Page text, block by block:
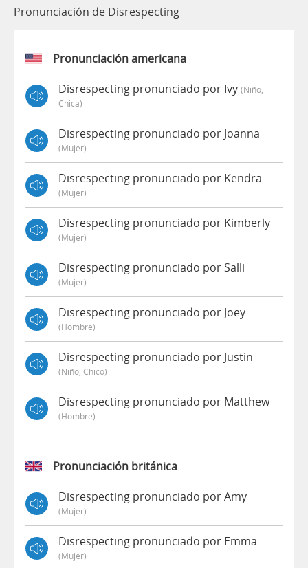
Pronunciación de Disrespecting
Pronunciación americana
Disrespecting pronunciado por Ivy (niño,
Chica)
Disrespecting pronunciado por Joanna
(mujer)
Disrespecting pronunciado por Kendra
(mujer)
Disrespecting pronunciado por Kimberly
(mujer)
Disrespecting pronunciado por Salli
(mujer)
Disrespecting pronunciado por Joey
(hombre)
Disrespecting pronunciado por Justin
(niño, Chico)
Disrespecting pronunciado por Matthew
(hombre)
Pronunciación británica
Disrespecting pronunciado por Amy
(mujer)
Disrespecting pronunciado por Emma
(mujer)